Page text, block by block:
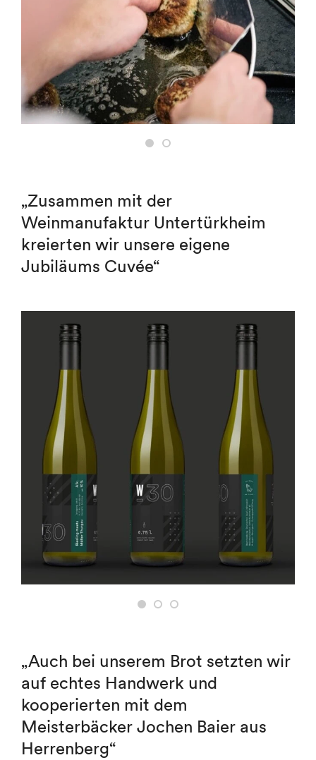
„Zusammen mit der
Weinmanufaktur Untertürkheim
kreierten wir unsere eigene
Jubiläums Cuvée“
„Auch bei unserem Brot setzten wir
auf echtes Handwerk und
kooperierten mit dem
Meisterbäcker Jochen Baier aus
Herrenberg“